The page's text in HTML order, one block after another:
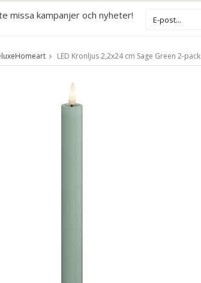
missa kampanjer och nyheter!
LED Kronljus 2,2x24 cm Sage Green 2-pack